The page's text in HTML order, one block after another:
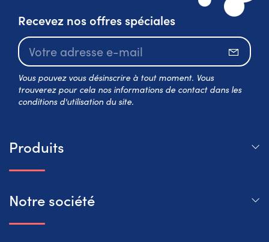
Recevez nos offres spéciales
Vous pouvez vous désinscrire à tout moment. Vous
trouverez pour cela nos informations de contact dans les
conditions d'utilisation du site.
Produits
Notre société